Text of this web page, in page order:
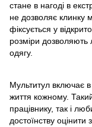
стане в нагоді в
не дозволяє клинку
фіксується у
розміри
одягу.
Мультитул включає
життя кожному.
працівнику, так і
достоїнству оцінити